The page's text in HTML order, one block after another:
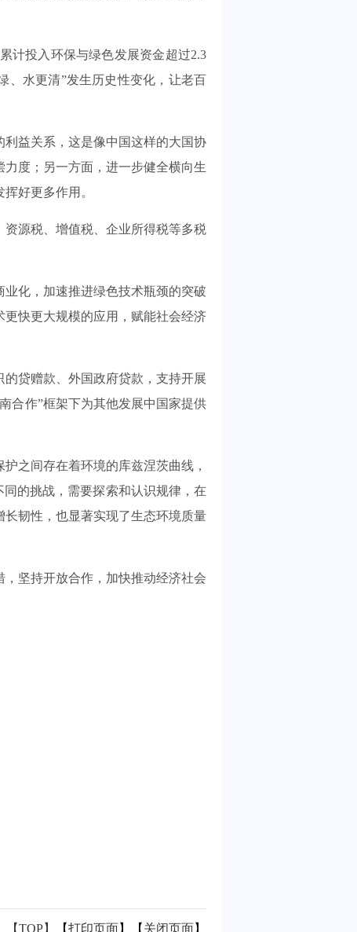
计投入环保与绿色发展资金超过2.3
、水更清”发生历史性变化，让老百
益关系，这是像中国这样的大国协
度；另一方面，进一步健全横向生
好更多作用。
资源税、增值税、企业所得税等多税
化，加速推进绿色技术瓶颈的突破
快更大规模的应用，赋能社会经济
贷赠款、外国政府贷款，支持开展
合作”框架下为其他发展中国家提供
之间存在着环境的库兹涅茨曲线，
的挑战，需要探索和认识规律，在
韧性，也显著实现了生态环境质量
坚持开放合作，加快推动经济社会
【TOP】 【打印页面】【 关闭页面】